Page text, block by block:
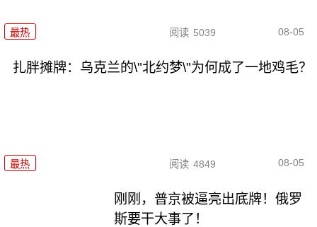
最热 阅读 5039 08-05
扎胖摊牌：乌克兰的\"北约梦\"为何成了一地鸡毛？
最热 阅读 4849 08-05
刚刚，普京被逼亮出底牌！俄罗
斯要干大事了！